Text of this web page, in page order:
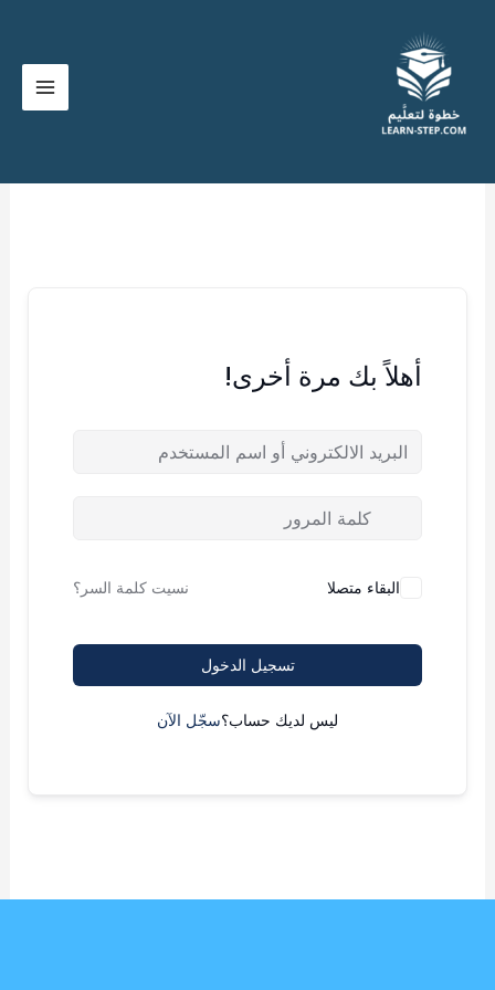
المحتوى
أهلاً بك مرة أخرى!
البقاء متصلا نسيت كلمة السر؟
تسجيل الدخول
ليس لديك حساب؟سجّل الآن